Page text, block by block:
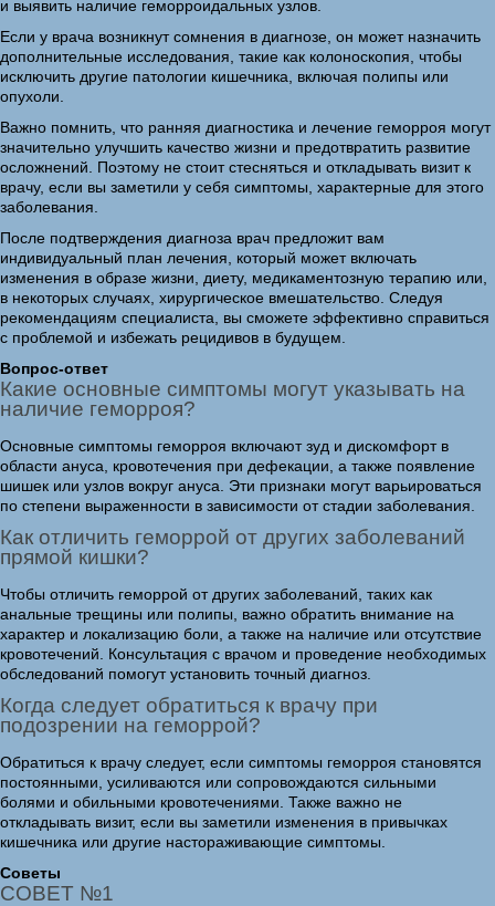
и выявить наличие геморроидальных узлов.
Если у врача возникнут сомнения в диагнозе, он может назначить
дополнительные исследования, такие как колоноскопия, чтобы
исключить другие патологии кишечника, включая полипы или
опухоли.
Важно помнить, что ранняя диагностика и лечение геморроя могут
значительно улучшить качество жизни и предотвратить развитие
осложнений. Поэтому не стоит стесняться и откладывать визит к
врачу, если вы заметили у себя симптомы, характерные для этого
заболевания.
После подтверждения диагноза врач предложит вам
индивидуальный план лечения, который может включать
изменения в образе жизни, диету, медикаментозную терапию или,
в некоторых случаях, хирургическое вмешательство. Следуя
рекомендациям специалиста, вы сможете эффективно справиться
с проблемой и избежать рецидивов в будущем.
Вопрос-ответ
Какие основные симптомы могут указывать на
наличие геморроя?
Основные симптомы геморроя включают зуд и дискомфорт в
области ануса, кровотечения при дефекации, а также появление
шишек или узлов вокруг ануса. Эти признаки могут варьироваться
по степени выраженности в зависимости от стадии заболевания.
Как отличить геморрой от других заболеваний
прямой кишки?
Чтобы отличить геморрой от других заболеваний, таких как
анальные трещины или полипы, важно обратить внимание на
характер и локализацию боли, а также на наличие или отсутствие
кровотечений. Консультация с врачом и проведение необходимых
обследований помогут установить точный диагноз.
Когда следует обратиться к врачу при
подозрении на геморрой?
Обратиться к врачу следует, если симптомы геморроя становятся
постоянными, усиливаются или сопровождаются сильными
болями и обильными кровотечениями. Также важно не
откладывать визит, если вы заметили изменения в привычках
кишечника или другие настораживающие симптомы.
Советы
СОВЕТ №1